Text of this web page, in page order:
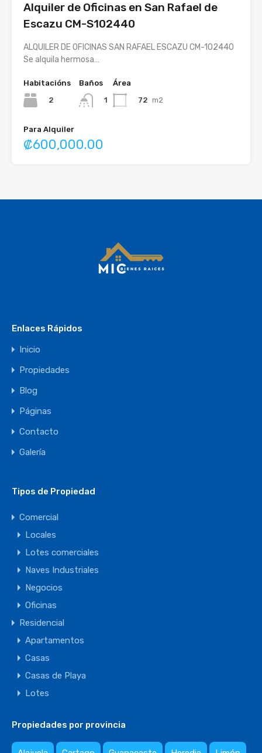
Alquiler de Oficinas en San Rafael de
Escazu CM-S102440
ALQUILER DE OFICINAS SAN RAFAEL ESCAZU CM-102440
Se alquila hermosa…
Habitacións
2
Baños
1
Área
72 m2
Para Alquiler
₡600,000.00
Enlaces Rápidos
Inicio
Propiedades
Blog
Páginas
Contacto
Galería
Tipos de Propiedad
Comercial
Locales
Lotes comerciales
Naves Industriales
Negocios
Oficinas
Residencial
Apartamentos
Casas
Casas de Playa
Lotes
Propiedades por provincia